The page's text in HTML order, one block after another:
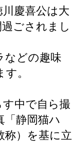
慶喜公は大
ごされまし
などの趣味
。
中で自ら撮
「静岡猫ハ
称）を基に立